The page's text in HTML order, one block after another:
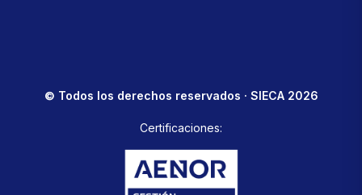
© Todos los derechos reservados · SIECA 2026
Certificaciones: